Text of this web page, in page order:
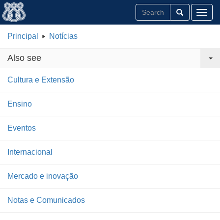
Principal Notícias
Also see
Cultura e Extensão
Ensino
Eventos
Internacional
Mercado e inovação
Notas e Comunicados